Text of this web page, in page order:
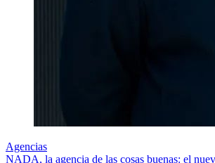
Agencias
NADA, la agencia de las cosas buenas: el